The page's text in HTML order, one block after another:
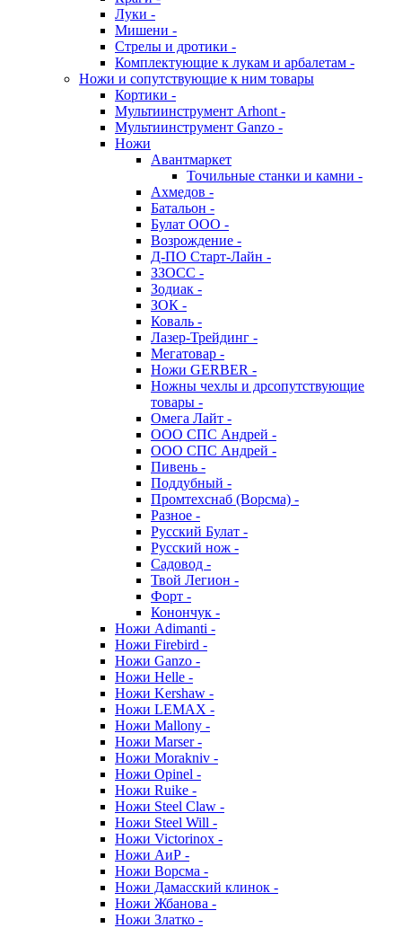
Луки -
Мишени -
Стрелы и дротики -
Комплектующие к лукам и арбалетам -
Ножи и сопутствующие к ним товары
Кортики -
Мультиинструмент Arhont -
Мультиинструмент Ganzo -
Ножи
Авантмаркет
Точильные станки и камни -
Ахмедов -
Батальон -
Булат ООО -
Возрождение -
Д-ПО Старт-Лайн -
ЗЗОСС -
Зодиак -
ЗОК -
Коваль -
Лазер-Трейдинг -
Мегатовар -
Ножи GERBER -
Ножны чехлы и дрсопутствующие
товары -
Омега Лайт -
ООО СПС Андрей -
ООО СПС Андрей -
Пивень -
Поддубный -
Промтехснаб (Ворсма) -
Разное -
Русский Булат -
Русский нож -
Садовод -
Твой Легион -
Форт -
Конончук -
Ножи Adimanti -
Ножи Firebird -
Ножи Ganzo -
Ножи Helle -
Ножи Kershaw -
Ножи LEMAX -
Ножи Mallony -
Ножи Marser -
Ножи Morakniv -
Ножи Opinel -
Ножи Ruike -
Ножи Steel Claw -
Ножи Steel Will -
Ножи Victorinox -
Ножи АиР -
Ножи Ворсма -
Ножи Дамасский клинок -
Ножи Жбанова -
Ножи Златко -